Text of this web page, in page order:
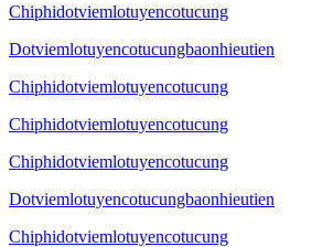
Chiphidotviemlotuyencotucung
Dotviemlotuyencotucungbaonhieutien
Chiphidotviemlotuyencotucung
Chiphidotviemlotuyencotucung
Chiphidotviemlotuyencotucung
Dotviemlotuyencotucungbaonhieutien
Chiphidotviemlotuyencotucung